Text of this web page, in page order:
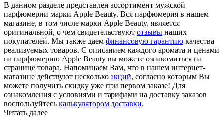
В данном разделе представлен ассортимент мужской
парфюмерии марки Apple Beauty. Вся парфюмерия в нашем
магазине, в том числе марки Apple Beauty, является
оригинальной, о чем свидетельствуют отзывы наших
покупателей. Мы также даем финансовую гарантию качества
реализуемых товаров. С описанием каждого аромата и ценами
на парфюмерию Apple Beauty вы можете ознакомиться на
странице товара. Напоминаем Вам, что в нашем интернет-
магазине действуют несколько акций, согласно которым Вы
можете получить скидку уже при первом заказе! Для
ознакомления с условиями и тарифами на доставку заказов
воспользуйтесь калькулятором доставки.
Читать далее